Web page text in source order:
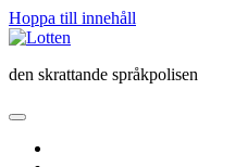
Hoppa till innehåll
Lotten
den skrattande språkpolisen
öppna
meny